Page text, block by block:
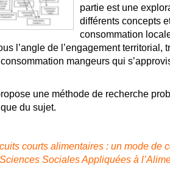
partie est une
différents concepts
consommation
l’angle de l’engagement territorial,
mangeurs qui
une méthode de recherche
du sujet.
courts alimentaires : un mode de
Sociales Appliquées à